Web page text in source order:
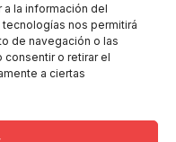
la información del
nos permitirá
de navegación o las
o retirar el
a ciertas